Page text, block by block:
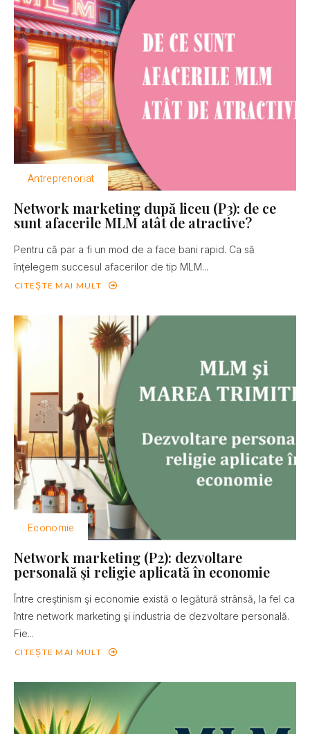
Antreprenoriat
Network marketing după liceu (P3): de ce
sunt afacerile MLM atât de atractive?
Pentru că par a fi un mod de a face bani rapid. Ca să
înţelegem succesul afacerilor de tip MLM...
CITEȘTE MAI MULT
Economie
Network marketing (P2): dezvoltare
personală şi religie aplicată în economie
Între creştinism şi economie există o legătură strânsă, la fel ca
între network marketing şi industria de dezvoltare personală.
Fie...
CITEȘTE MAI MULT